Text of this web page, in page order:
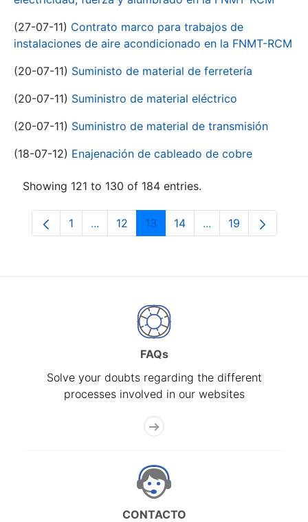
(27-07-11) Contrato marco para trabajos de
instalaciones de aire acondicionado en la FNMT-RCM
(20-07-11) Suministo de material de ferretería
(20-07-11) Suministro de material eléctrico
(20-07-11) Suministro de material de transmisión
(18-07-12) Enajenación de cableado de cobre
Showing 121 to 130 of 184 entries.
Page
1 ...Intermediate Pages Use TAB to navigate.
Page
12 Page
13 Page
14 ...Intermediate
Page
19
FAQs
Solve your doubts regarding the different
processes involved in our websites
CONTACTO